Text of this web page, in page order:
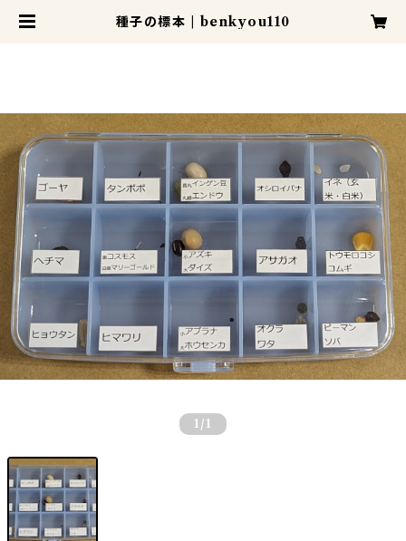
種子の標本 | benkyou110
1 /1